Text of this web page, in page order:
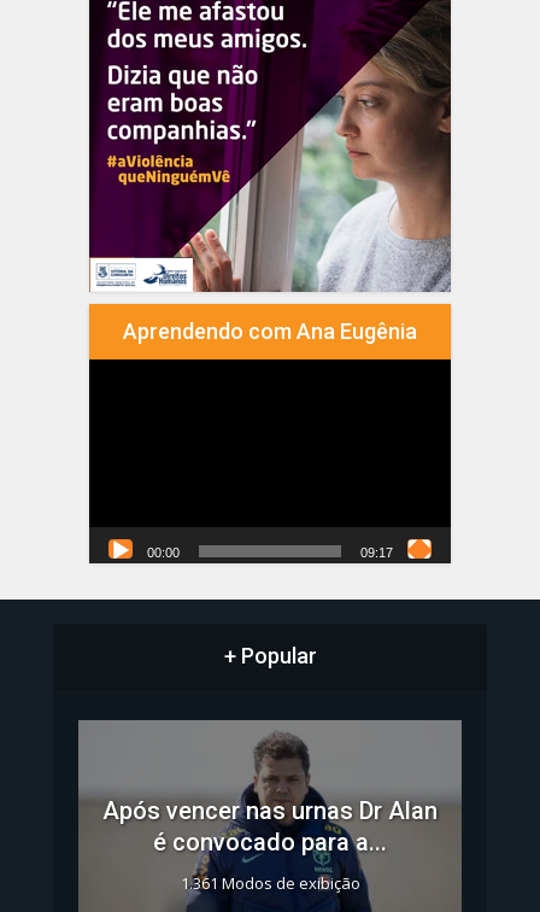
Aprendendo com Ana Eugênia
00:00 09:17
+ Popular
Após vencer nas urnas Dr Alan
é convocado para a...
1.361 Modos de exibição